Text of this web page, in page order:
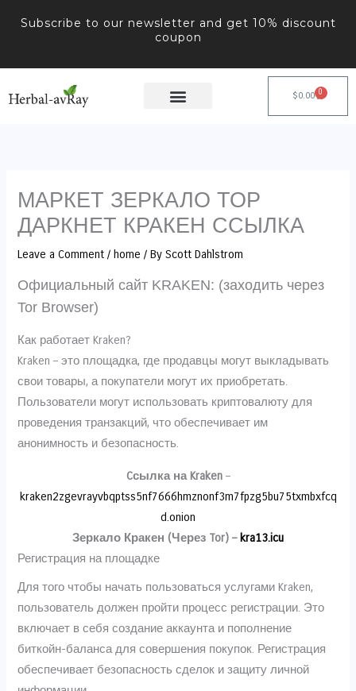
Subscribe to our newsletter and get 10% discount
coupon
$0.00 0
Cart
МАРКЕТ ЗЕРКАЛО ТОР
ДАРКНЕТ КРАКЕН ССЫЛКА
Leave a Comment / home / ByScott Dahlstrom
Официальный сайт KRAKEN: (заходить через
Tor Browser)
Как работает Kraken?
Kraken – это площадка, где продавцы могут выкладывать
свои товары, а покупатели могут их приобретать.
Пользователи могут использовать криптовалюту для
проведения транзакций, что обеспечивает им
анонимность и безопасность.
Cсылка на Kraken–
kraken2zgevrayvbqptss5nf7666hmznonf3m7fpzg5bu75txmbxfcq
d.onion
Зеркало Кракен (Через Tor) – kra13.icu
Регистрация на площадке
Для того чтобы начать пользоваться услугами Kraken,
пользователь должен пройти процесс регистрации. Это
включает в себя создание аккаунта и пополнение
биткойн-баланса для совершения покупок. Регистрация
обеспечивает безопасность сделок и защиту личной